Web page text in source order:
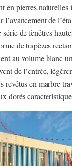
en pierres
l’avancement de
de fenêtres
de trapèzes
au volume blanc
de l’entrée,
revêtus en marbre
dorés